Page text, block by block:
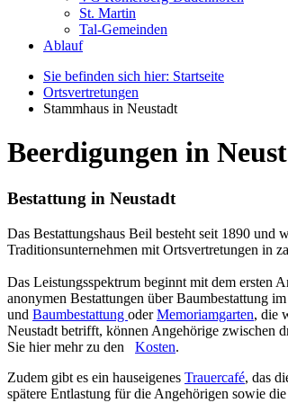
St. Martin
Tal-Gemeinden
Ablauf
Sie befinden sich hier: Startseite
Ortsvertretungen
Stammhaus in Neustadt
Beerdigungen in
Bestattung in Neustadt
Das Bestattungshaus Beil besteht seit 1890
Traditionsunternehmen mit Ortsvertretungen in
Das Leistungsspektrum beginnt mit dem ersten
anonymen Bestattungen über Baumbestattung
und Baumbestattung oderMemoriamgarten, die
Neustadt betrifft, können Angehörige zwischen
Sie hier mehr zu den Kosten.
Zudem gibt es ein hauseigenes Trauercafé, das
spätere Entlastung für die Angehörigen sowie